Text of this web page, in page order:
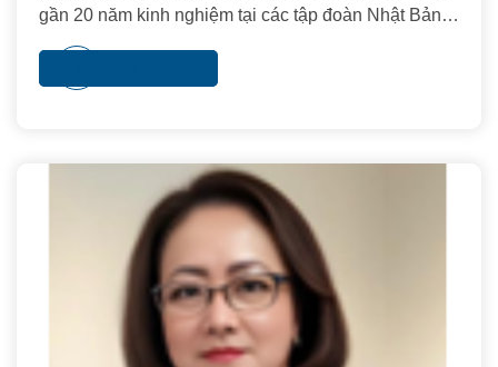
gần 20 năm kinh nghiệm tại các tập đoàn Nhật Bản
(Olympus, MTEX)